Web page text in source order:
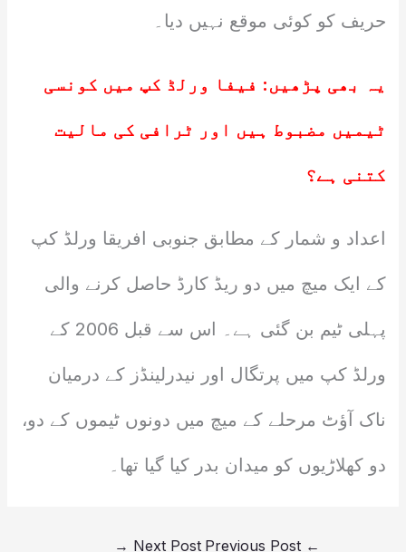
حریف کو کوئی موقع نہیں دیا۔
یہ بھی پڑھیں: فیفا ورلڈ کپ میں کونسی
ٹیمیں مضبوط ہیں اور ٹرافی کی مالیت
کتنی ہے؟
اعداد و شمار کے مطابق جنوبی افریقا ورلڈ کپ
کے ایک میچ میں دو ریڈ کارڈ حاصل کرنے والی
پہلی ٹیم بن گئی ہے۔ اس سے قبل 2006 کے
ورلڈ کپ میں پرتگال اور نیدرلینڈز کے درمیان
ناک آؤٹ مرحلے کے میچ میں دونوں ٹیموں کے دو،
دو کھلاڑیوں کو میدان بدر کیا گیا تھا۔
←
Next Post
→